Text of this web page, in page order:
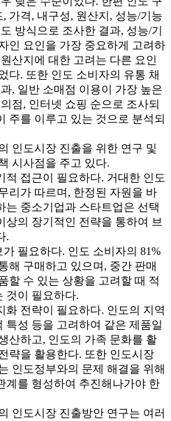
가격, 내구성, 원산지, 성능/기능
방식으로 조사한 결과, 성능/기
인 요인을 가장 중요하게 고려하
산지에 대한 고려는 다른 요인
다. 또한 인도 소비자의 유통 채
, 일반 소매점 이용이 가장 높은
점, 인터넷 쇼핑 순으로 조사되
주를 이루고 있는 것으로 분석되
인도시장 진출을 위한 연구 및
시사점을 주고 있다.
적 접근이 필요하다. 거대한 인도
리가 따르며, 한정된 자원을 바
는 중소기업과 스타트업은 선택
상의 장기적인 전략을 통하여 브
.
필요하다. 인도 소비자의 81%
해 구매하고 있으며, 중간 판매
할 수 있는 상황을 고려할 때 적
것이 필요하다.
화 전략이 필요하다. 인도의 지역
특성 등을 고려하여 같은 제품일
산하고, 인도의 가족 문화를 활
략을 활용한다. 또한 인도시장
인도정부와의 문제 해결을 위해
계를 형성하여 추진해나가야 한
인도시장 진출방안 연구는 여러